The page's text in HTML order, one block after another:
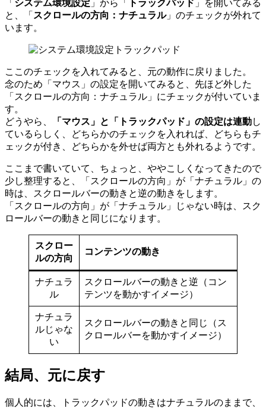
「 システム環境設定 」から「 トラックパッド 」を開いてみる
と、「 スクロールの方向：ナチュラル」のチェックが外れて
います。
ここのチェックを入れてみると、元の動作に戻りました。
念のため「マウス」の設定を開いてみると、先ほど外した
「スクロールの方向：ナチュラル」にチェックが付いていま
す。
どうやら、
「マウス」と「トラックパッド」の設定は連動し
ているらしく、どちらかのチェックを入れれば、どちらもチ
ェックが付き、どちらかを外せば両方とも外れるようです。
ここまで書いていて、ちょっと、ややこしくなってきたので
少し整理すると、「スクロールの方向」が「ナチュラル」の
時は、スクロールバーの動きと逆の動きをします。
「スクロールの方向」が「ナチュラル」じゃない時は、スク
ロールバーの動きと同じになります。
スクロー
ルの方向
コンテンツの動き
ナチュラ
ル
スクロールバーの動きと逆（コン
テンツを動かすイメージ）
ナチュラ
ルじゃな
い
スクロールバーの動きと同じ（ス
クロールバーを動かすイメージ）
結局、元に戻す
個人的には、トラックパッドの動きはナチュラルのままで、